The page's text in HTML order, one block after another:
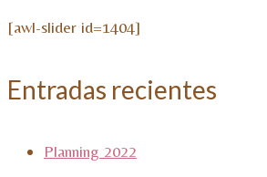
[awl-slider id=1404]
Entradas recientes
Planning 2022